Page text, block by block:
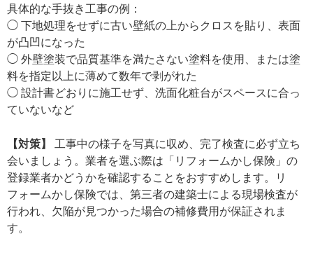
具体的な手抜き工事の例：
◯ 下地処理をせずに古い壁紙の上からクロスを貼り、表面
が凸凹になった
◯ 外壁塗装で品質基準を満たさない塗料を使用、または塗
料を指定以上に薄めて数年で剥がれた
◯ 設計書どおりに施工せず、洗面化粧台がスペースに合っ
ていないなど
【対策】
工事中の様子を写真に収め、完了検査に必ず立ち
会いましょう。業者を選ぶ際は「リフォームかし保険」の
登録業者かどうかを確認することをおすすめします。リ
フォームかし保険では、第三者の建築士による現場検査が
行われ、欠陥が見つかった場合の補修費用が保証されま
す。